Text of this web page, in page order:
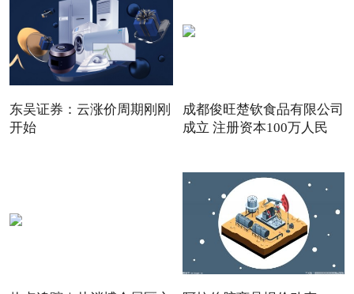
东吴证券：云涨价周期刚刚
开始
成都俊旺楚钦食品有限公司
成立 注册资本100万人民